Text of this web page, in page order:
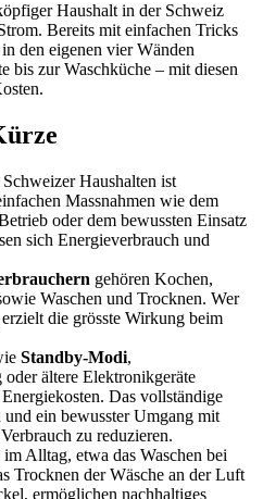
Haushalt in der Schweiz
Bereits mit einfachen Tricks
den eigenen vier Wänden
bis zur Waschküche – mit diesen
Haushalten ist
Massnahmen wie dem
oder dem bewussten Einsatz
sich Energieverbrauch und
gehören Kochen,
Waschen und Trocknen. Wer
die grösste Wirkung beim
Standby-Modi,
oder ältere Elektronikgeräte
Das vollständige
ein bewusster Umgang mit
zu reduzieren.
Alltag, etwa das Waschen bei
Trocknen der Wäsche an der Luft
ermöglichen nachhaltiges